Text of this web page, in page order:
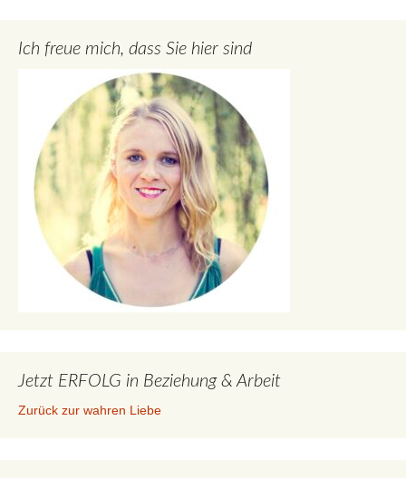
Ich freue mich, dass Sie hier sind
Jetzt ERFOLG in Beziehung & Arbeit
Zurück zur wahren Liebe